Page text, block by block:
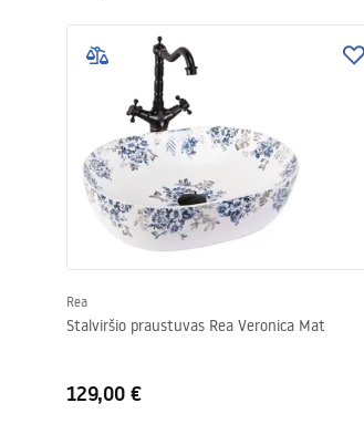
Rea
Stalviršio praustuvas Rea Veronica Mat
129,00 €